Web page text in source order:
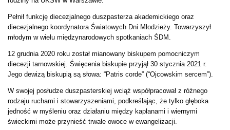
Pełnił funkcję diecezjalnego duszpasterza akademickiego oraz
diecezjalnego koordynatora Światowych Dni Młodzieży. Towarzyszył
młodym w wielu międzynarodowych spotkaniach ŚDM.
12 grudnia 2020 roku został mianowany biskupem pomocniczym
diecezji tarnowskiej. Święcenia biskupie przyjął 30 stycznia 2021 r.
Jego dewizą biskupią są słowa: “Patris corde” (“Ojcowskim sercem”).
W swojej posłudze duszpasterskiej wciąż współpracował z różnego
rodzaju ruchami i stowarzyszeniami, podkreślając, że tylko głęboka
jedność w myśleniu oraz działaniu między kapłanami i wiernymi
świeckimi może przynieść trwałe owoce w ewangelizacji.